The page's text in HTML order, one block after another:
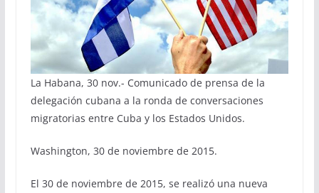
La Habana, 30 nov.- Comunicado de prensa de la
delegación cubana a la ronda de conversaciones
migratorias entre Cuba y los Estados Unidos.
Washington, 30 de noviembre de 2015.
El 30 de noviembre de 2015, se realizó una nueva